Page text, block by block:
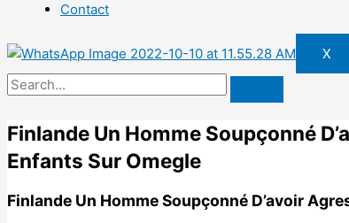
Contact
X
Finlande Un Homme Soupçonné
Enfants Sur Omegle
Finlande Un Homme Soupçonné D’avoir